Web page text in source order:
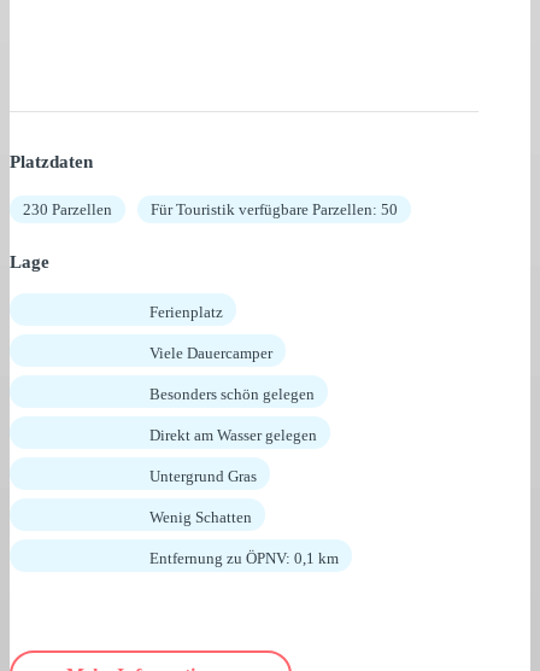
Platzdaten
230 Parzellen Für Touristik verfügbare Parzellen: 50
Lage
Ferienplatz
Viele Dauercamper
Besonders schön gelegen
Direkt am Wasser gelegen
Untergrund Gras
Wenig Schatten
Entfernung zu ÖPNV: 0,1 km